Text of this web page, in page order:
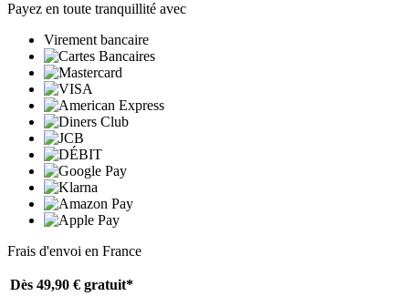
Payez en toute tranquillité avec
Virement bancaire
Frais d'envoi en France
Dès 49,90 € gratuit*